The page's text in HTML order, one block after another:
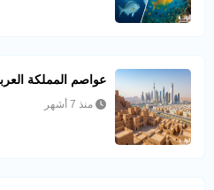
عواصم المملكة
منذ 7 أشهر